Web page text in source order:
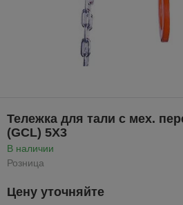
Тележка для тали с мех.
(GCL) 5Х3
В наличии
Розница
Цену уточняйте